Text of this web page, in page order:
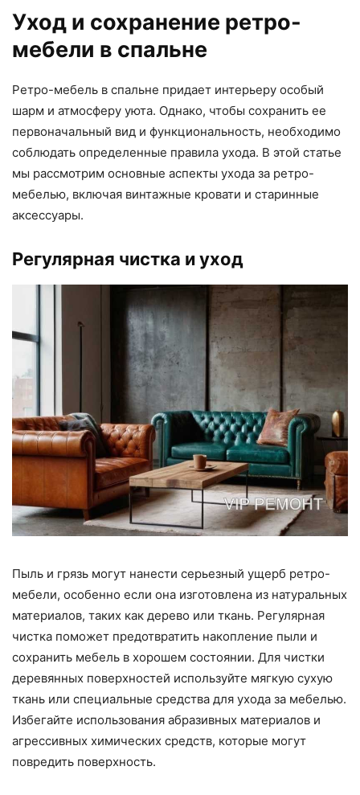
Уход и сохранение ретро-
мебели в спальне
Ретро-мебель в спальне придает интерьеру особый
шарм и атмосферу уюта. Однако, чтобы сохранить ее
первоначальный вид и функциональность, необходимо
соблюдать определенные правила ухода. В этой статье
мы рассмотрим основные аспекты ухода за ретро-
мебелью, включая винтажные кровати и старинные
аксессуары.
Регулярная чистка и уход
Пыль и грязь могут нанести серьезный ущерб ретро-
мебели, особенно если она изготовлена из натуральных
материалов, таких как дерево или ткань. Регулярная
чистка поможет предотвратить накопление пыли и
сохранить мебель в хорошем состоянии. Для чистки
деревянных поверхностей используйте мягкую сухую
ткань или специальные средства для ухода за мебелью.
Избегайте использования абразивных материалов и
агрессивных химических средств, которые могут
повредить поверхность.